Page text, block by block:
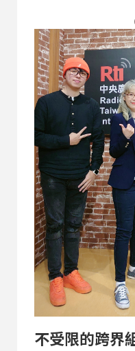
他，從電子琴入門
華人社團，每週都
大量演出經驗。一
己聽寫採譜，也編
奏。經過多年摸索
學報考音樂系，目
沒有國樂的理論作
學院，只是入學後
主修可選，好不容
樂，繼續留在上海。 當時選了嗩吶為主修，但主修
老師因個人因素出
學費卻沒課上，同
間，跟一位作曲家
自己研究音樂、看
不受限的跨界